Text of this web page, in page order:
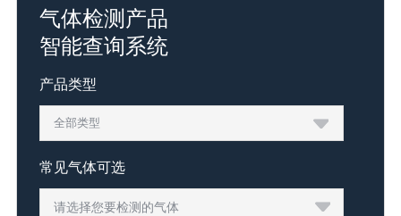
气体检测产品
智能查询系统
产品类型
常见气体可选
请选择您要检测的气体